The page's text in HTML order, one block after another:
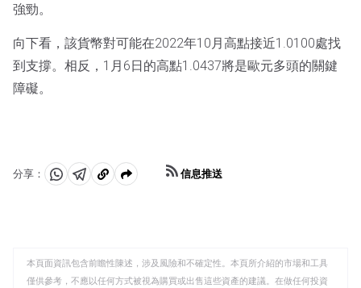
強勁。
向下看，該貨幣對可能在2022年10月高點接近1.0100處找
到支撐。相反，1月6日的高點1.0437將是歐元多頭的關鍵
障礙。
分享：
分 分 複
信息推送
本頁面資訊包含前瞻性陳述，涉及風險和不確定性。本頁所介紹的市場和工具
僅供參考，不應以任何方式被視為購買或出售這些資產的建議。在做任何投資